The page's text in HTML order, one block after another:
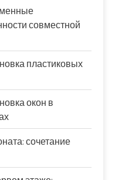
совместной
пластиковых
окон в
сочетание